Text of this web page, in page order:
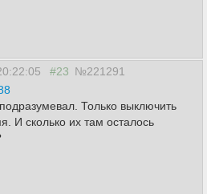
#23 №221291
Только выключить
И сколько их там осталось